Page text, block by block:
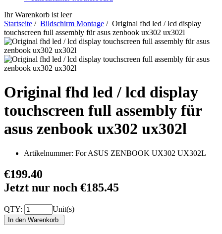
Ihr Warenkorb ist leer
Startseite / Bildschirm Montage / Original fhd led / lcd display
touchscreen full assembly für asus zenbook ux302 ux302l
Original fhd led / lcd display
touchscreen full assembly für
asus zenbook ux302 ux302l
Artikelnummer: For ASUS ZENBOOK UX302 UX302L
€199.40
Jetzt nur noch €185.45
QTY: Unit(s)